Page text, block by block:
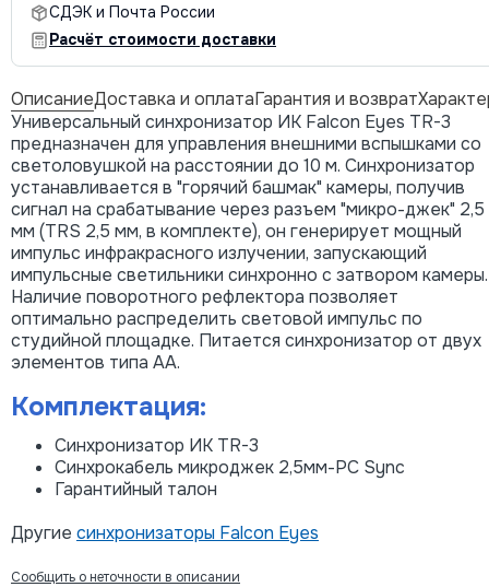
СДЭК и Почта России
Расчёт стоимости доставки
ОписаниеДоставка и оплатаГарантия и возврат
Универсальный синхронизатор ИК Falcon Eyes TR-3
предназначен для управления внешними вспышками со
светоловушкой на расстоянии до 10 м. Синхронизатор
устанавливается в "горячий башмак" камеры, получив
сигнал на срабатывание через разъем "микро-джек" 2,5
мм (TRS 2,5 мм, в комплекте), он генерирует мощный
импульс инфракрасного излучении, запускающий
импульсные светильники синхронно с затвором камеры.
Наличие поворотного рефлектора позволяет
оптимально распределить световой импульс по
студийной площадке. Питается синхронизатор от двух
элементов типа АА.
Комплектация:
Синхронизатор ИК TR-3
Синхрокабель микроджек 2,5мм-PC Sync
Гарантийный талон
Другие синхронизаторы Falcon Eyes
Сообщить о неточности в описании